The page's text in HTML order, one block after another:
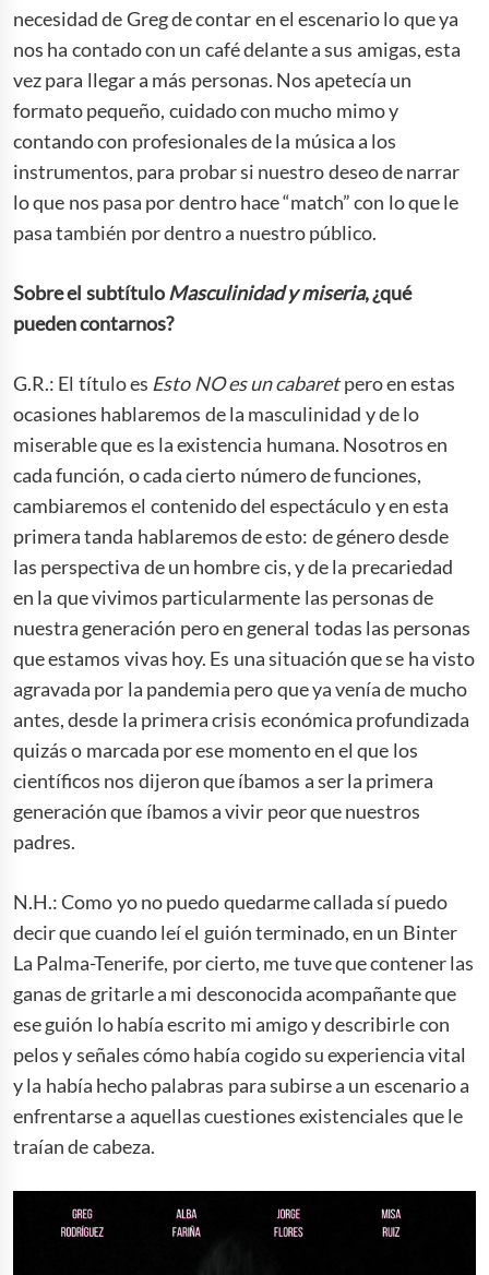
necesidad de Greg de contar en el escenario lo que ya
nos ha contado con un café delante a sus amigas, esta
vez para llegar a más personas. Nos apetecía un
formato pequeño, cuidado con mucho mimo y
contando con profesionales de la música a los
instrumentos, para probar si nuestro deseo de narrar
lo que nos pasa por dentro hace “match” con lo que le
pasa también por dentro a nuestro público.
Sobre el subtítuloMasculinidad ymiseria, ¿qué
pueden contarnos?
G.R.: El título es Esto NO es un cabaretpero en estas
ocasiones hablaremos de la masculinidad y de lo
miserable que es la existencia humana. Nosotros en
cada función, o cada cierto número de funciones,
cambiaremos el contenido del espectáculo y en esta
primera tanda hablaremos de esto: de género desde
las perspectiva de un hombre cis, y de la precariedad
en la que vivimos particularmente las personas de
nuestra generación pero en general todas las personas
que estamos vivas hoy. Es una situación que se ha visto
agravada por la pandemia pero que ya venía de mucho
antes, desde la primera crisis económica profundizada
quizás o marcada por ese momento en el que los
científicos nos dijeron que íbamos a ser la primera
generación que íbamos a vivir peor que nuestros
padres.
N.H.: Como yo no puedo quedarme callada sí puedo
decir que cuando leí el guión terminado, en un Binter
La Palma-Tenerife, por cierto, me tuve que contener las
ganas de gritarle a mi desconocida acompañante que
ese guión lo había escrito mi amigo y describirle con
pelos y señales cómo había cogido su experiencia vital
y la había hecho palabras para subirse a un escenario a
enfrentarse a aquellas cuestiones existenciales que le
traían de cabeza.